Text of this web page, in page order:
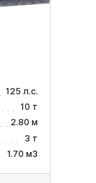
125 л.с.
10 т
2.80 м
3 т
1.70 м3